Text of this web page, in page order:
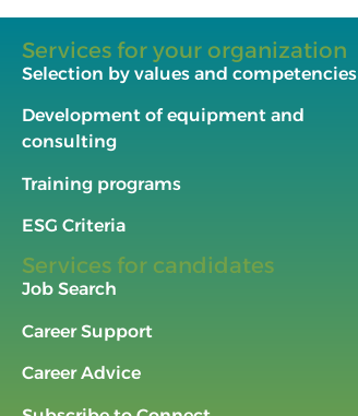
Services for your organization
Selection by values and competencies
Development of equipment and
consulting
Training programs
ESG Criteria
Services for candidates
Job Search
Career Support
Career Advice